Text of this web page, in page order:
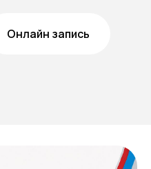
Онлайн запись